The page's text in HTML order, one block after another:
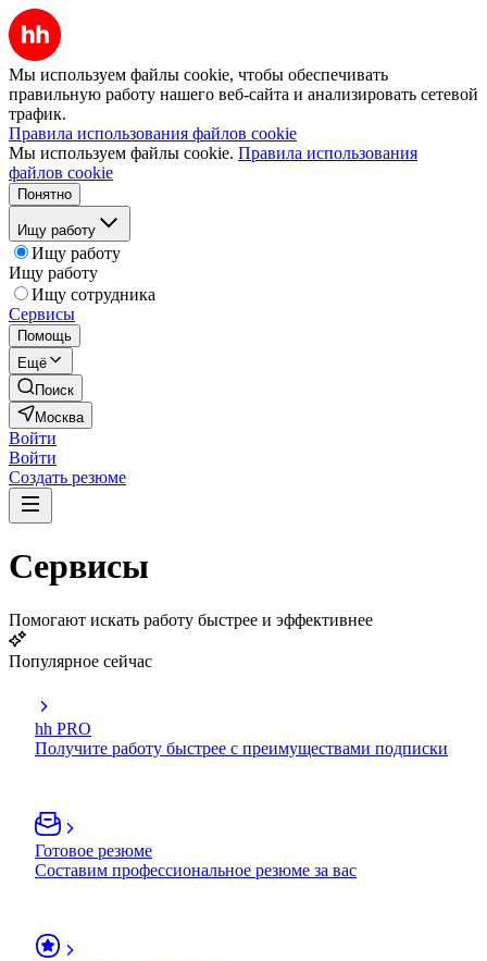
Мы используем файлы cookie, чтобы обеспечивать
правильную работу нашего веб-сайта и анализировать сетевой
трафик.
Правила использования файлов cookie
Мы используем файлы cookie. Правила использования
файлов cookie
Понятно
Ищу работу
Ищу работу
Ищу работу
Ищу сотрудника
Сервисы
Помощь
Ещё
Поиск
Москва
Войти
Войти
Создать резюме
Сервисы
Помогают искать работу быстрее и эффективнее
Популярное сейчас
hh PRO
Получите работу быстрее с преимуществами подписки
Готовое резюме
Составим профессиональное резюме за вас